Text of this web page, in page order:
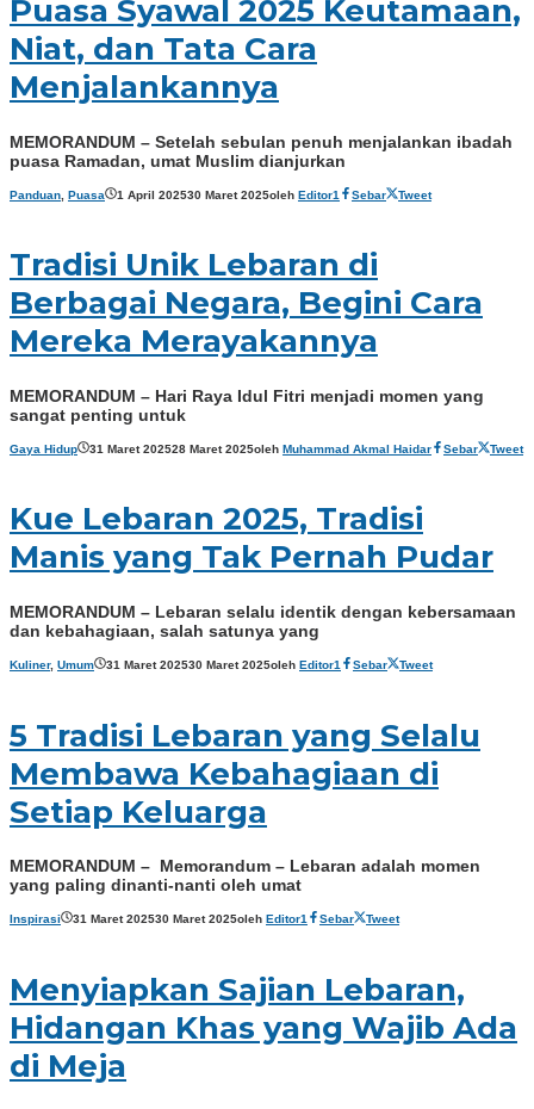
Puasa Syawal 2025 Keutamaan,
Niat, dan Tata Cara
Menjalankannya
MEMORANDUM – Setelah sebulan penuh menjalankan ibadah
puasa Ramadan, umat Muslim dianjurkan
Panduan Puasa 1 April 202530 Maret 2025oleh Editor1 Sebar Tweet
Tradisi Unik Lebaran di
Berbagai Negara, Begini Cara
Mereka Merayakannya
MEMORANDUM – Hari Raya Idul Fitri menjadi momen yang
sangat penting untuk
Gaya Hidup 31 Maret 202528 Maret 2025oleh Muhammad Akmal Haidar Sebar Tweet
Kue Lebaran 2025, Tradisi
Manis yang Tak Pernah Pudar
MEMORANDUM – Lebaran selalu identik dengan kebersamaan
dan kebahagiaan, salah satunya yang
Kuliner, Umum 31 Maret 202530 Maret 2025oleh Editor1 Sebar Tweet
5 Tradisi Lebaran yang Selalu
Membawa Kebahagiaan di
Setiap Keluarga
MEMORANDUM – Memorandum – Lebaran adalah momen
yang paling dinanti-nanti oleh umat
Inspirasi 31 Maret 202530 Maret 2025oleh Editor1 Sebar Tweet
Menyiapkan Sajian Lebaran,
Hidangan Khas yang Wajib Ada
di Meja